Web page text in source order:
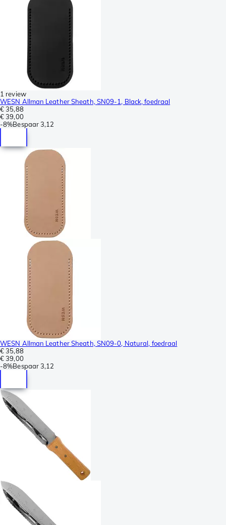
1 review
WESN Allman Leather Sheath, SN09-1, Black, foedraal
€ 35,88
€ 39,00
-8%Bespaar3,12
WESN Allman Leather Sheath, SN09-0, Natural, foedraal
€ 35,88
€ 39,00
-8%Bespaar3,12